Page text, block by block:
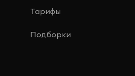
Тарифы
Подборки